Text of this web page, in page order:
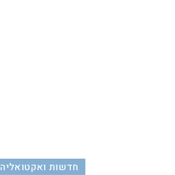
חדשות ואקטואליה